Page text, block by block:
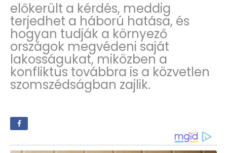
előkerült a kérdés, meddig
terjedhet a háború hatása, és
hogyan tudják a környező
országok megvédeni saját
lakosságukat, miközben a
konfliktus továbbra is a közvetlen
szomszédságban zajlik.